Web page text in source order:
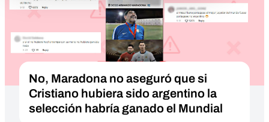
No, Maradona no aseguró que si
Cristiano hubiera sido argentino la
selección habría ganado el Mundial